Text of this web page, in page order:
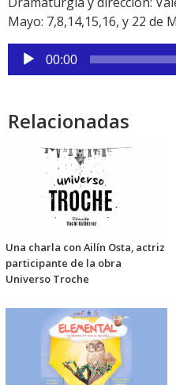
Mayo: 7,8,14,15,16, y 22 de
Reproductor
de
00:00
Relacionadas
Una charla con Ailín Osta, actriz
participante de la obra
Universo Troche